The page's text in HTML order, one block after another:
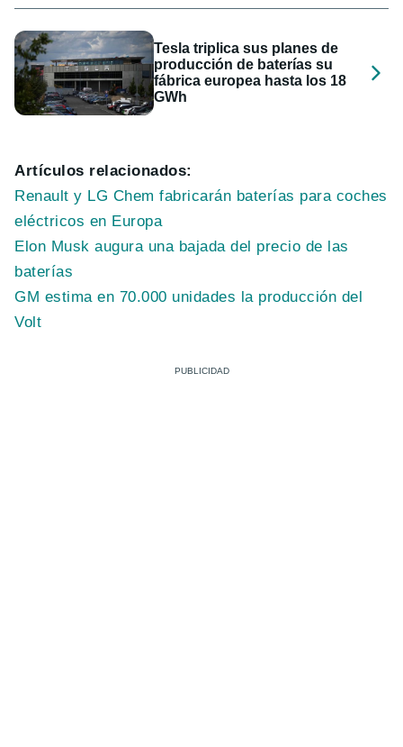
Tesla triplica sus planes de
producción de baterías su
fábrica europea hasta los 18
GWh
Artículos relacionados:
Renault y LG Chem fabricarán baterías para coches
eléctricos en Europa
Elon Musk augura una bajada del precio de las
baterías
GM estima en 70.000 unidades la producción del
Volt